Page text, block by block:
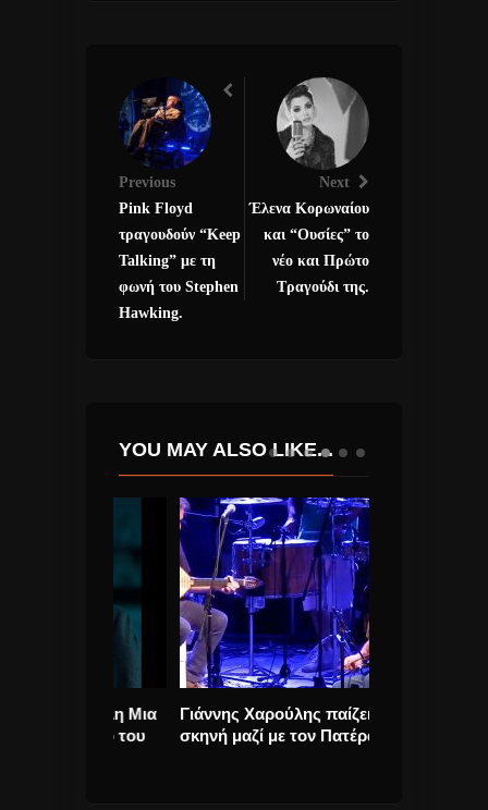
Previous
Pink Floyd
τραγουδούν “Keep
Talking” με τη
φωνή του Stephen
Hawking.
Next
Έλενα Κορωναίου
και “Ουσίες” το
νέο και Πρώτο
Τραγούδι της.
YOU MAY ALSO LIKE...
Γιάννης Χαρούλης παίζει στην
σκηνή μαζί με τον Πατέρα του.